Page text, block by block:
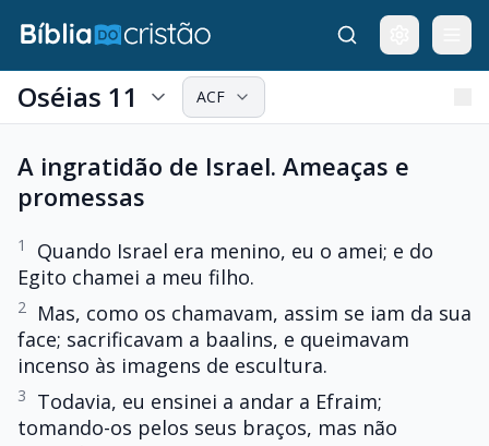
Oséias 11 ACF
A ingratidão de Israel. Ameaças e
promessas
1
Quando Israel era menino, eu o amei; e do
Egito chamei a meu filho.
2
Mas, como os chamavam, assim se iam da sua
face; sacrificavam a baalins, e queimavam
incenso às imagens de escultura.
3
Todavia, eu ensinei a andar a Efraim;
tomando-os pelos seus braços, mas não